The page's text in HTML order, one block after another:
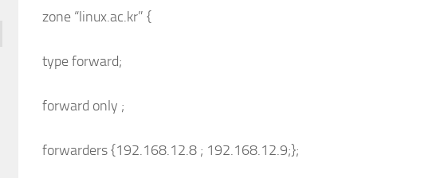
zone “linux.ac.kr” {
type forward;
forward only ;
forwarders {192.168.12.8 ; 192.168.12.9;};